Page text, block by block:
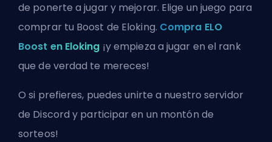
de ponerte a jugar y mejorar. Elige un juego para
comprar tu Boost de Eloking. Compra ELO
Boost en Eloking ¡y empieza a jugar en el rank
que de verdad te mereces!
O si prefieres, puedesunirte a nuestro servidor
de Discord y participar en un montón de
sorteos!